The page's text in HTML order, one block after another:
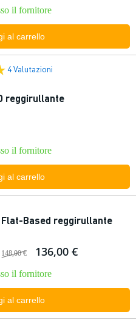
il fornitore
al carrello
4 Valutazioni
reggirullante
il fornitore
al carrello
Flat-Based reggirullante
148,00 € 136,00 €
il fornitore
al carrello